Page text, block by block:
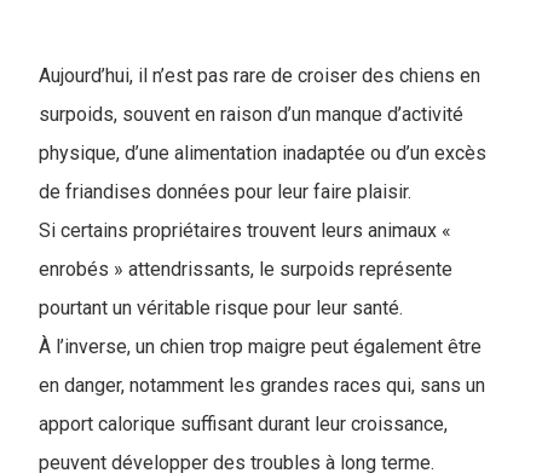
Aujourd’hui, il n’est pas rare de croiser des chiens en
surpoids, souvent en raison d’un manque d’activité
physique, d’une alimentation inadaptée ou d’un excès
de friandises données pour leur faire plaisir.
Si certains propriétaires trouvent leurs animaux «
enrobés » attendrissants, le surpoids représente
pourtant un véritable risque pour leur santé.
À l’inverse, un chien trop maigre peut également être
en danger, notamment les grandes races qui, sans un
apport calorique suffisant durant leur croissance,
peuvent développer des troubles à long terme.